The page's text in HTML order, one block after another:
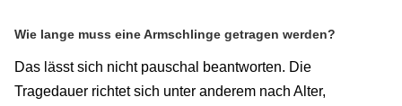
Wie lange muss eine Armschlinge getragen werden?
Das lässt sich nicht pauschal beantworten. Die
Tragedauer richtet sich unter anderem nach Alter,